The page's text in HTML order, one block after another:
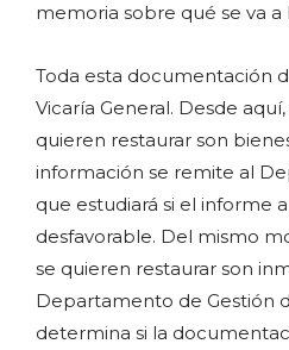
memoria sobre qué se va a
Toda esta documentación
Vicaría General. Desde
quieren restaurar son
información se remite al
que estudiará si el informe
desfavorable. Del mismo
se quieren restaurar son
Departamento de Gestión
determina si la